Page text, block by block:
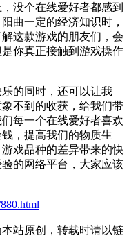
没个在线爱好者都感到
曲一定的经济知识时，
这款游戏的朋友们，会
你真正接触到游戏操作
的同时，还可以让我
不到的收获，给我们带
每一个在线爱好者喜欢
，提高我们的物质生
戏品种的差异带来的快
验的网络平台，大家应该
站原创，转载时请以链